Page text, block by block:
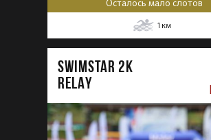
Осталось мало слотов
1 км
SWIMSTAR 2K
RELAY